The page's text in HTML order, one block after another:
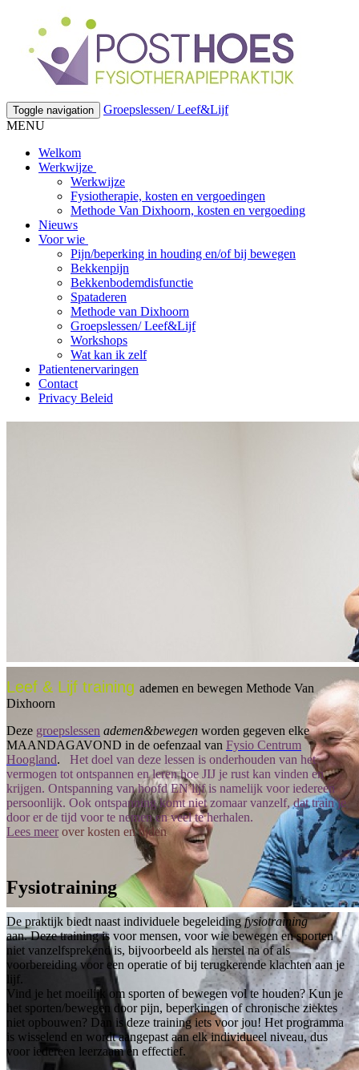
Toggle navigation
Groepslessen/ Leef&Lijf
MENU
Welkom
Werkwijze
Werkwijze
Fysiotherapie, kosten en vergoedingen
Methode Van Dixhoorn, kosten en vergoeding
Nieuws
Voor wie
Pijn/beperking in houding en/of bij bewegen
Bekkenpijn
Bekkenbodemdisfunctie
Spataderen
Methode van Dixhoorn
Groepslessen/ Leef&Lijf
Workshops
Wat kan ik zelf
Patientenervaringen
Contact
Privacy Beleid
Leef & Lijf training ademen en bewegen Methode Van
Dixhoorn
Deze groepslessen ademen&bewegen worden gegeven elke
MAANDAGAVOND in de oefenzaal van Fysio Centrum
Hoogland.
Het doel van deze lessen is onderhouden van het
vermogen tot ontspannen en leren hoe JIJ je rust kan vinden en
krijgen. Ontspanning van hoofd EN lijf is namelijk voor iedereen
persoonlijk. Ook ontspanning komt niet zomaar vanzelf, dat train je
door er de tijd voor te nemen en veel te herhalen.
Lees meerover kosten en tijden
Fysiotraining
De praktijk biedt naast individuele begeleidingfysiotraining
aan. Deze training is voor mensen, voor wie bewegen en sporten
niet vanzelfsprekend is, bijvoorbeeld als herstel na of als
voorbereiding voor een operatie of bij terugkerende klachten aan je
lijf.
Vind je het moeilijk om sporten of bewegen vol te houden? Kun je
het sporten/bewegen door pijn, beperkingen of chronische ziektes
niet opbouwen? Dan is deze training iets voor jou! Het programma
is wisselend en wordt aangepast aan elk individueel niveau, dus
voor iedereen leerzaam en effectief.